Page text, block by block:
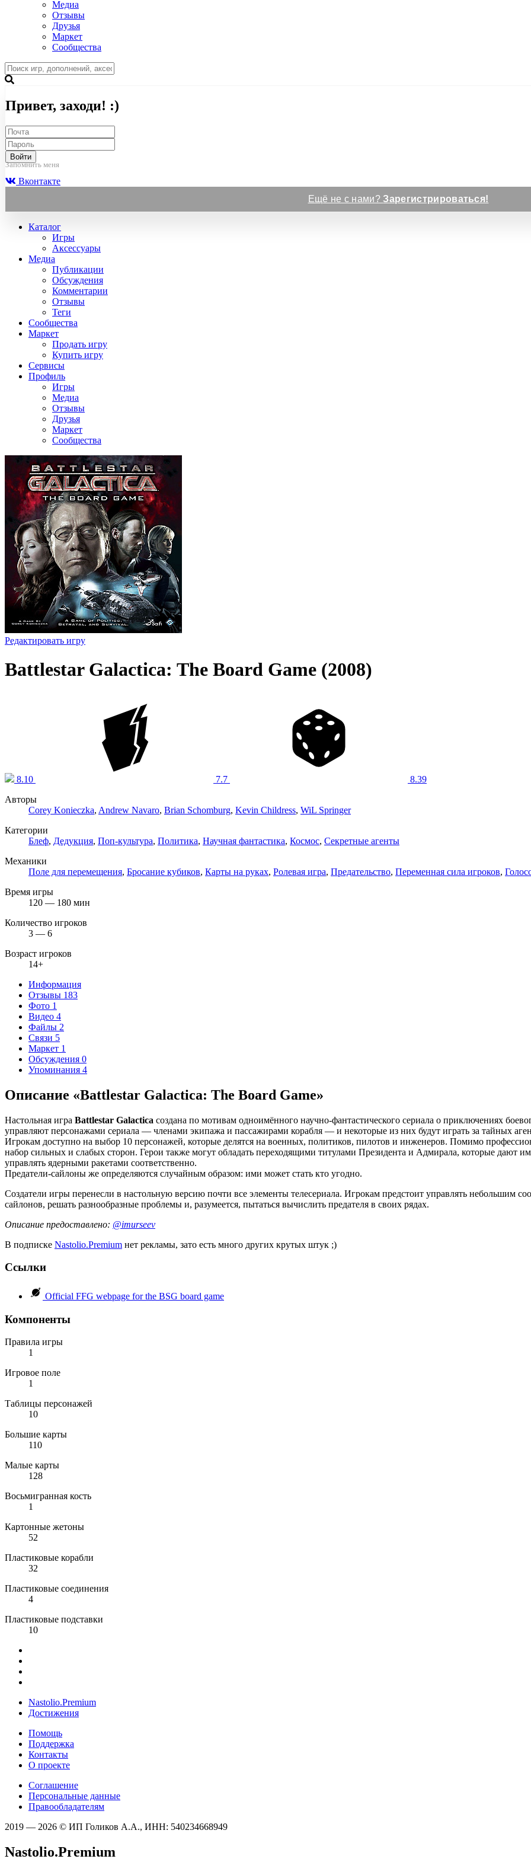
Медиа
Отзывы
Друзья
Маркет
Сообщества
Привет, заходи! :)
Войти
Запомнить меня
Вконтакте
Ещё не с нами?Зарегистрироваться!
Каталог
Игры
Аксессуары
Медиа
Публикации
Обсуждения
Комментарии
Отзывы
Теги
Сообщества
Маркет
Продать игру
Купить игру
Сервисы
Профиль
Игры
Медиа
Отзывы
Друзья
Маркет
Сообщества
Редактировать игру
Battlestar Galactica: The Board Game (2008)
8.10 7.7
8.39
Авторы
Corey Konieczka, Andrew Navaro, Brian Schomburg, Kevin Childress, WiL Springer
Категории
Блеф, Дедукция, Поп-культура, Политика, Научная фантастика, Космос, Секретные агенты
Механики
Поле для перемещения, Бросание кубиков, Карты на руках, Ролевая игра, Предательство, Переменная сила игроков,
Время игры
120 — 180 мин
Количество игроков
3 — 6
Возраст игроков
14+
Информация
Отзывы 183
Фото 1
Видео 4
Файлы 2
Связи 5
Маркет 1
Обсуждения 0
Упоминания 4
Описание «Battlestar Galactica: The Board Game»
Настольная игра Battlestar Galactica создана по мотивам одноимённого научно-фантастического сериала о приключениях
управляют персонажами сериала — членами экипажа и пассажирами корабля — и некоторые из них будут играть за тайных
Игрокам доступно на выбор 10 персонажей, которые делятся на военных, политиков, пилотов и инженеров. Помимо
набор сильных и слабых сторон. Герои также могут обладать переходящими титулами Президента и Адмирала, которые дают
управлять ядерными ракетами соответственно.
Предатели-сайлоны же определяются случайным образом: ими может стать кто угодно.
Создатели игры перенесли в настольную версию почти все элементы телесериала. Игрокам предстоит управлять небольшим
сайлонов, решать разнообразные проблемы и, разумеется, пытаться вычислить предателя в своих рядах.
Описание предоставлено: @imurseev
В подписке Nastolio.Premium нет рекламы, зато есть много других крутых штук ;)
Ссылки
Official FFG webpage for the BSG board game
Компоненты
Правила игры
1
Игровое поле
1
Таблицы персонажей
10
Большие карты
110
Малые карты
128
Восьмигранная кость
1
Картонные жетоны
52
Пластиковые корабли
32
Пластиковые соединения
4
Пластиковые подставки
10
Nastolio.Premium
Достижения
Помощь
Поддержка
Контакты
О проекте
Соглашение
Персональные данные
Правообладателям
2019 — 2026 © ИП Голиков А.А., ИНН: 540234668949
Nastolio.Premium